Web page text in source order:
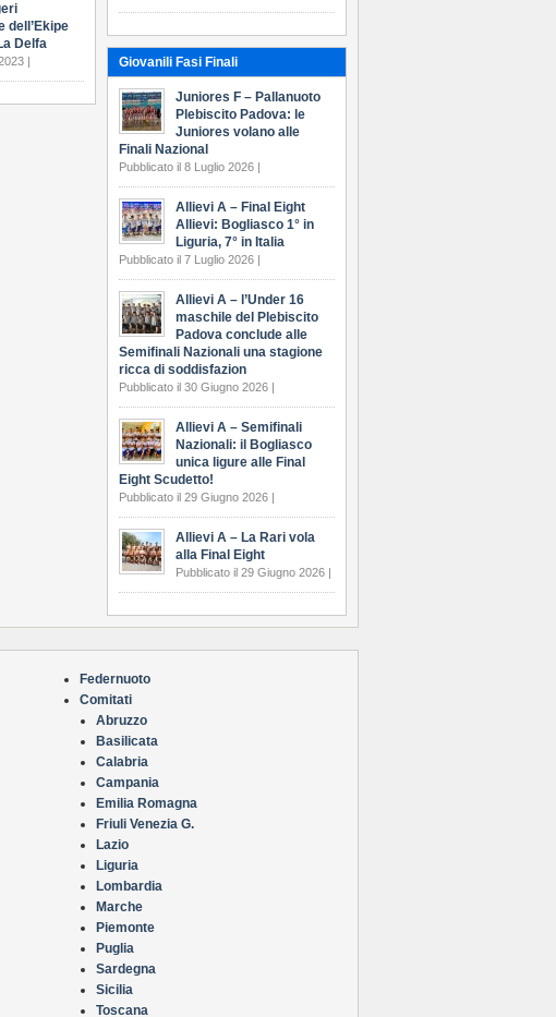
Giovanili Fasi Finali
Juniores F – Pallanuoto
Plebiscito Padova: le
Juniores volano alle
Finali Nazional
Pubblicato il 8 Luglio 2026 |
Allievi A – Final Eight
Allievi: Bogliasco 1° in
Liguria, 7° in Italia
Pubblicato il 7 Luglio 2026 |
Allievi A – l’Under 16
maschile del Plebiscito
Padova conclude alle
Semifinali Nazionali una stagione
ricca di soddisfazion
Pubblicato il 30 Giugno 2026 |
Allievi A – Semifinali
Nazionali: il Bogliasco
unica ligure alle Final
Eight Scudetto!
Pubblicato il 29 Giugno 2026 |
Allievi A – La Rari vola
alla Final Eight
Pubblicato il 29 Giugno 2026 |
dell’Ekipe
Delfa
|
Federnuoto
Comitati
Abruzzo
Basilicata
Calabria
Campania
Emilia Romagna
Friuli Venezia G.
Lazio
Liguria
Lombardia
Marche
Piemonte
Puglia
Sardegna
Sicilia
Toscana